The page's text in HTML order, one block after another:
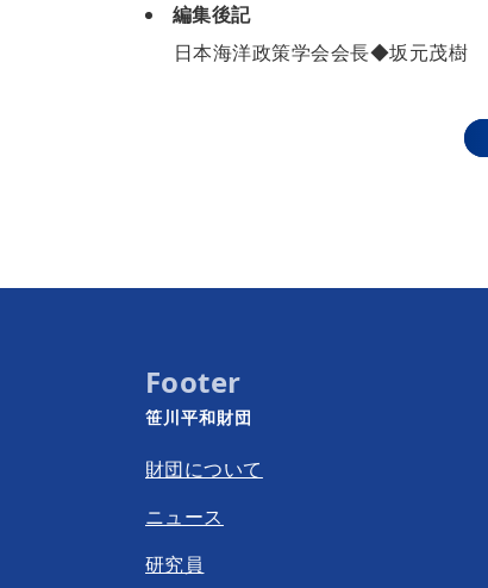
編集後記
日本海洋政策学会会長◆坂元茂樹
Footer
笹川平和財団
財団について
ニュース
研究員